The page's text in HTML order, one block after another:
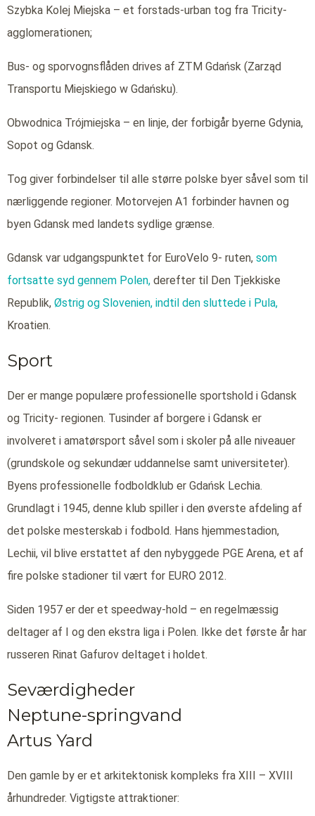
Szybka Kolej Miejska – et forstads-urban tog fra Tricity-
agglomerationen;
Bus- og sporvognsflåden drives af ZTM Gdańsk (Zarząd
Transportu Miejskiego w Gdańsku).
Obwodnica Trójmiejska – en linje, der forbigår byerne Gdynia,
Sopot og Gdansk.
Tog giver forbindelser til alle større polske byer såvel som til
nærliggende regioner. Motorvejen A1 forbinder havnen og
byen Gdansk med landets sydlige grænse.
Gdansk var udgangspunktet for EuroVelo 9- ruten, som
fortsatte syd gennem Polen, derefter til Den Tjekkiske
Republik, Østrig og Slovenien, indtil den sluttede i Pula,
Kroatien.
Sport
Der er mange populære professionelle sportshold i Gdansk
og Tricity- regionen. Tusinder af borgere i Gdansk er
involveret i amatørsport såvel som i skoler på alle niveauer
(grundskole og sekundær uddannelse samt universiteter).
Byens professionelle fodboldklub er Gdańsk Lechia.
Grundlagt i 1945, denne klub spiller i den øverste afdeling af
det polske mesterskab i fodbold. Hans hjemmestadion,
Lechii, vil blive erstattet af den nybyggede PGE Arena, et af
fire polske stadioner til vært for EURO 2012.
Siden 1957 er der et speedway-hold – en regelmæssig
deltager af I og den ekstra liga i Polen. Ikke det første år har
russeren Rinat Gafurov deltaget i holdet.
Seværdigheder
Neptune-springvand
Artus Yard
Den gamle by er et arkitektonisk kompleks fra XIII – XVIII
århundreder. Vigtigste attraktioner: